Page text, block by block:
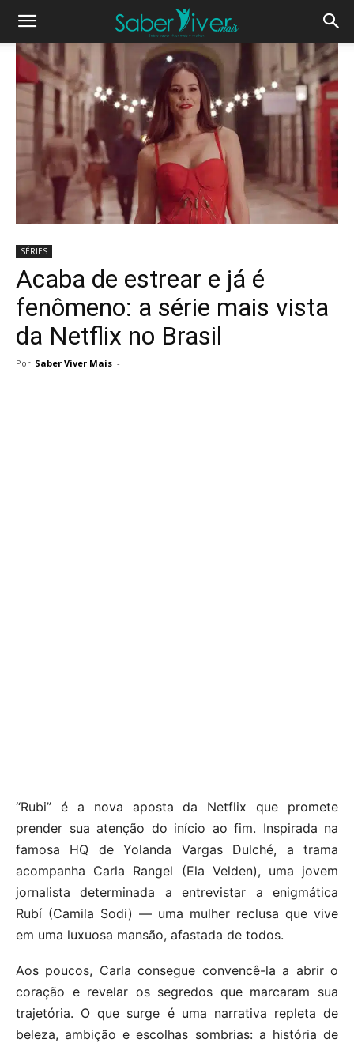
SÉRIES
Acaba de estrear e já é
fenômeno: a série mais vista
da Netflix no Brasil
Por Saber Viver Mais -
“Rubi” é a nova aposta da Netflix que promete
prender sua atenção do início ao fim. Inspirada na
famosa HQ de Yolanda Vargas Dulché, a trama
acompanha Carla Rangel (Ela Velden), uma jovem
jornalista determinada a entrevistar a enigmática
Rubí (Camila Sodi) — uma mulher reclusa que vive
em uma luxuosa mansão, afastada de todos.
Aos poucos, Carla consegue convencê-la a abrir o
coração e revelar os segredos que marcaram sua
trajetória. O que surge é uma narrativa repleta de
beleza, ambição e escolhas sombrias: a história de